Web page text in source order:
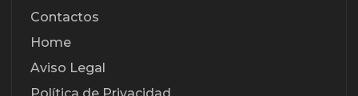
Contactos
Home
Aviso Legal
Política de Privacidad